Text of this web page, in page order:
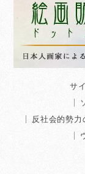
サ
反社会的勢